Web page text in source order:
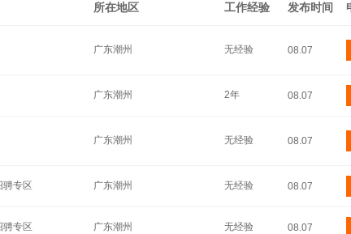
所在地区 工作经验 发布时间
广东潮州 无经验 08.07
广东潮州 2年 08.07
广东潮州 无经验 08.07
骋专区 广东潮州 无经验 08.07
骋专区 广东潮州 无经验 08.07